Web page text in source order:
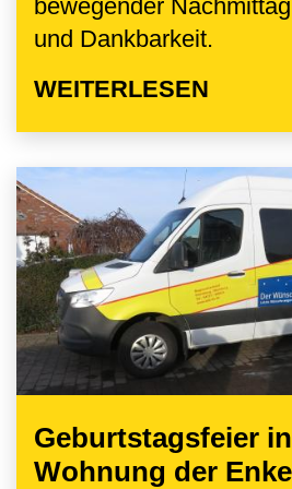
bewegender
und Dankbarkeit.
WEITERLESEN
Geburtstagsfeier
Wohnung der